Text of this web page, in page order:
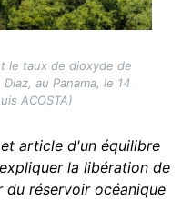
le taux de dioxyde de
au Panama, le 14
ACOSTA)
article d'un équilibre
la libération de
du réservoir océanique